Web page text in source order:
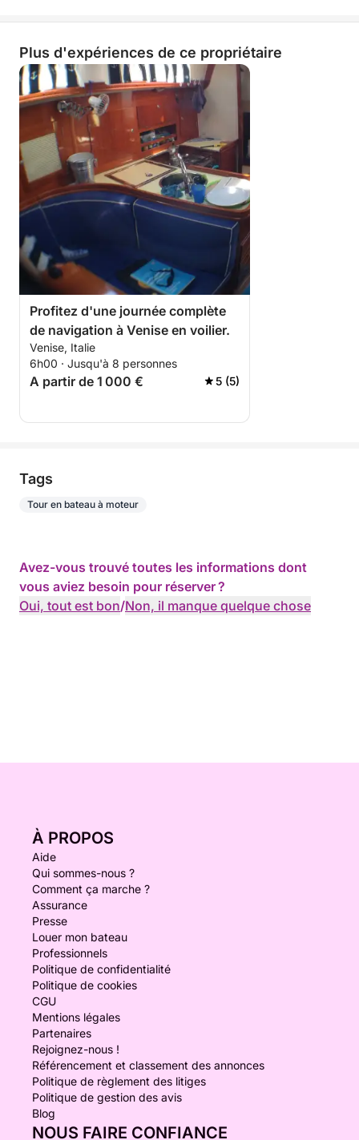
Plus d'expériences de ce propriétaire
Profitez d'une journée complète
de navigation à Venise en voilier.
Venise, Italie
6h00 · Jusqu'à 8 personnes
A partir de 1 000 € 5 (5)
Tags
Tour en bateau à moteur
Avez-vous trouvé toutes les informations dont
vous aviez besoin pour réserver ?
Oui, tout est bon/Non, il manque quelque chose
À PROPOS
Aide
Qui sommes-nous ?
Comment ça marche ?
Assurance
Presse
Louer mon bateau
Professionnels
Politique de confidentialité
Politique de cookies
CGU
Mentions légales
Partenaires
Rejoignez-nous !
Référencement et classement des annonces
Politique de règlement des litiges
Politique de gestion des avis
Blog
NOUS FAIRE CONFIANCE